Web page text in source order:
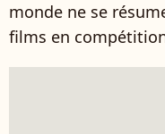
monde ne se
films en